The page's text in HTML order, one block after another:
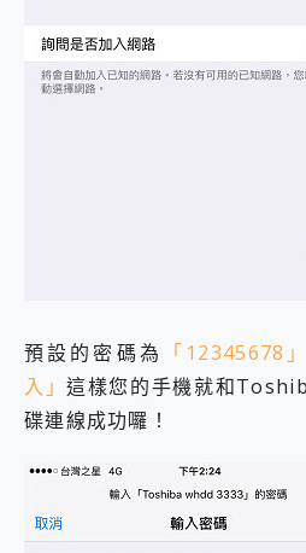
預設的密碼為 「12345678
入」這樣您的手機就和
碟連線成功囉！